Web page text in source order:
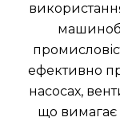
ефективно
насосах,
що вимагає